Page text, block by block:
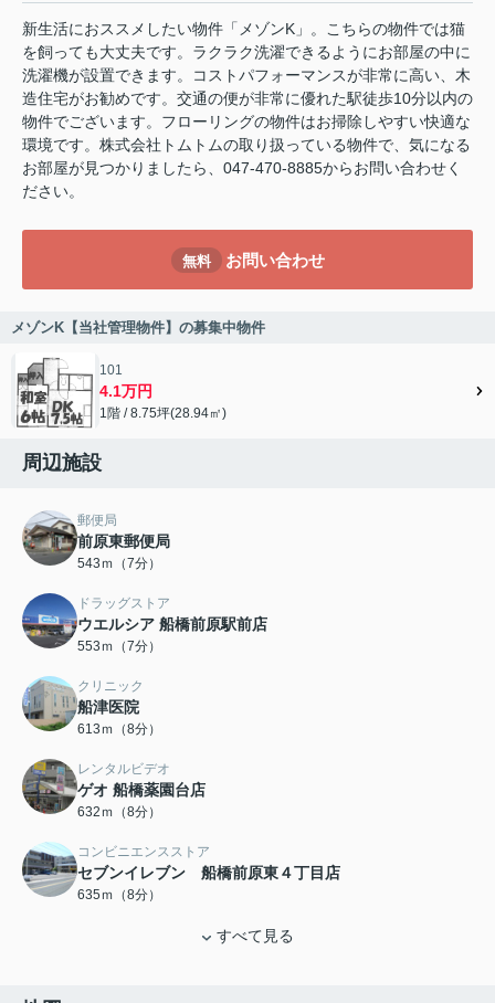
新生活におススメしたい物件「メゾンK」。こちらの物件では猫
を飼っても大丈夫です。ラクラク洗濯できるようにお部屋の中に
洗濯機が設置できます。コストパフォーマンスが非常に高い、木
造住宅がお勧めです。交通の便が非常に優れた駅徒歩10分以内の
物件でございます。フローリングの物件はお掃除しやすい快適な
環境です。株式会社トムトムの取り扱っている物件で、気になる
お部屋が見つかりましたら、047-470-8885からお問い合わせく
ださい。
無料 お問い合わせ
メゾンK【当社管理物件】の募集中物件
101
4.1万円
1階 / 8.75坪(28.94㎡)
周辺施設
郵便局
前原東郵便局
543ｍ（7分）
ドラッグストア
ウエルシア 船橋前原駅前店
553ｍ（7分）
クリニック
船津医院
613ｍ（8分）
レンタルビデオ
ゲオ 船橋薬園台店
632ｍ（8分）
コンビニエンスストア
セブンイレブン 船橋前原東４丁目店
635ｍ（8分）
すべて見る